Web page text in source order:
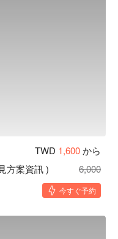
TWD 1,600から
方案資訊 )
6,000
今すぐ予約